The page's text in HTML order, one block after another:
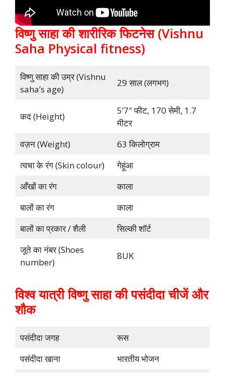
विष्णु साहा की शारीरिक फिटनेस (Vishnu
Saha Physical fitness)
विष्णु साहा की उम्र (Vishnu
saha’s age)
29 साल (लगभग)
कद (Height)
5’7″ फीट, 170 सेमी, 1.7
मीटर
वज़न (Weight)
63 किलोग्राम
त्वचा के रंग (Skin colour)
गेहूंआ
आँखों का रंग
काला
बालों का रंग
काला
बालों का प्रकार / शैली
सिल्की शॉर्ट
जूते का नंबर (Shoes
number)
8UK
विश्व यात्री विष्णु साहा की पसंदीदा चीजें और
शौक
पसंदीदा जगह
रूस
पसंदीदा खाना
भारतीय भोजन